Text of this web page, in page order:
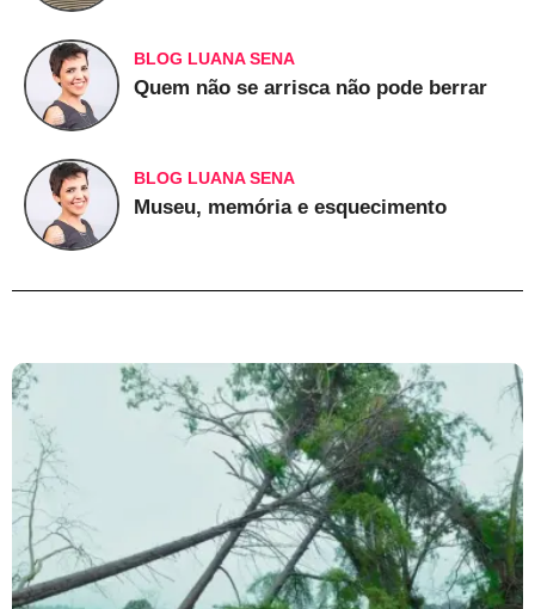
BLOG LUANA SENA
Quem não se arrisca não pode berrar
BLOG LUANA SENA
Museu, memória e esquecimento